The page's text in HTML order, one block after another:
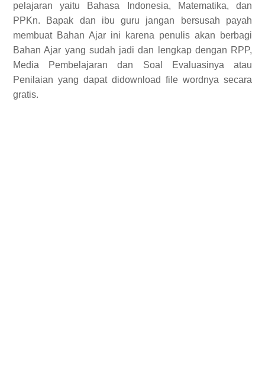
pelajaran yaitu Bahasa Indonesia, Matematika, dan
PPKn. Bapak dan ibu guru jangan bersusah payah
membuat Bahan Ajar ini karena penulis akan berbagi
Bahan Ajar yang sudah jadi dan lengkap dengan RPP,
Media Pembelajaran dan Soal Evaluasinya atau
Penilaian yang dapat didownload file wordnya secara
gratis.